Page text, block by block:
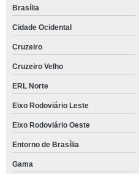
Brasília
Cidade Ocidental
Cruzeiro
Cruzeiro Velho
ERL Norte
Eixo Rodoviário Leste
Eixo Rodoviário Oeste
Entorno de Brasília
Gama